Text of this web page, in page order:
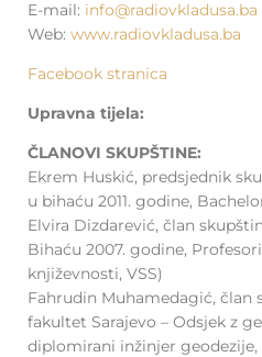
E-mail: info@radiovkladusa.ba
Web: www.radiovkladusa.ba
Facebook stranica
Upravna tijela:
ČLANOVI SKUPŠTINE:
Ekrem Huskić, predsjednik
u bihaću 2011. godine,
Elvira Dizdarević, član
Bihaću 2007. godine,
književnosti, VSS)
Fahrudin Muhamedagić, član
fakultet Sarajevo – Odsjek z
diplomirani inžinjer geodezije,